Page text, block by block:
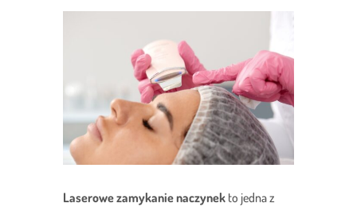
Laserowe zamykanie naczynek to jedna z